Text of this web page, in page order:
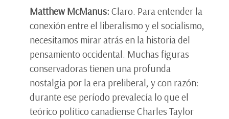
Matthew McManus: Claro. Para entender la
conexión entre el liberalismo y el socialismo,
necesitamos mirar atrás en la historia del
pensamiento occidental. Muchas figuras
conservadoras tienen una profunda
nostalgia por la era preliberal, y con razón:
durante ese período prevalecía lo que el
teórico político canadiense Charles Taylor